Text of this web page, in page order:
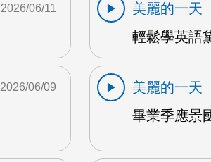
2026/06/11
美麗的一天
輕鬆學英語
2026/06/09
美麗的一天
畢業季應景